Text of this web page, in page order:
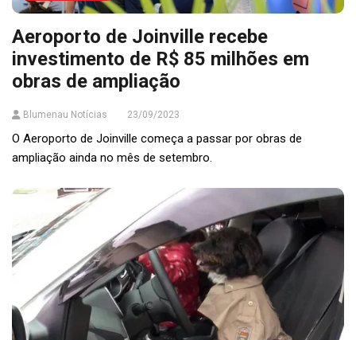
Aeroporto de Joinville recebe
investimento de R$ 85 milhões em
obras de ampliação
Blumenau Notícias 23/09/2023
O Aeroporto de Joinville começa a passar por obras de
ampliação ainda no mês de setembro.